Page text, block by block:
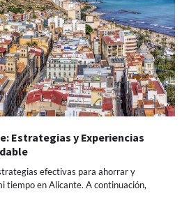
Estrategias y Experiencias
efectivas para ahorrar y
tiempo en Alicante. A continuación,